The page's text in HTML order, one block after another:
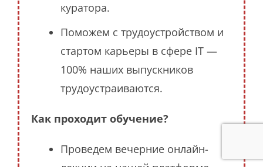
куратора.
Поможем с трудоустройством и
стартом карьеры в сфере IT —
100% наших выпускников
трудоустраиваются.
Как проходит обучение?
Проведем вечерние онлайн-